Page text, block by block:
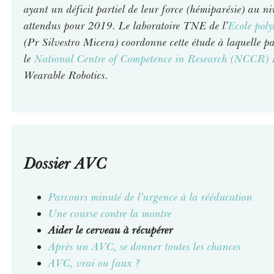
l
i
n
k
i
e
)
ayant un déficit partiel de leur force (hémiparésie) au
attendus pour 2019. Le laboratoire TNE de l’Ecole
(Pr Silvestro Micera) coordonne cette étude à laquelle
leNational Centre of Competence in Research (NCCR)
Wearable Robotics.
Dossier AVC
Parcours minuté de l’urgence à la rééducation
Une course contre la montre
Aider le cerveau à récupérer
Après un AVC, se donner toutes les chances
AVC, vrai ou faux ?